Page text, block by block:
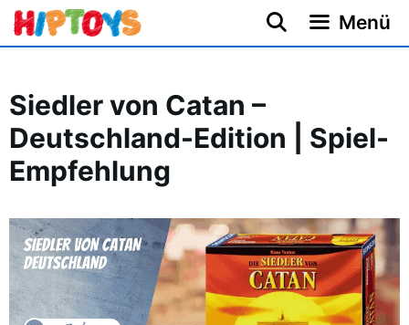
Zum
Inhalt
Menü
Siedler von Catan –
Deutschland-Edition | Spiel-
Empfehlung